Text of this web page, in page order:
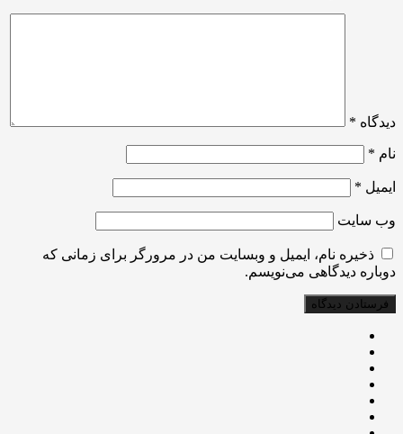
دیدگاه *
نام *
ایمیل *
وب‌ سایت
ذخیره نام، ایمیل و وبسایت من در مرورگر برای زمانی که
دوباره دیدگاهی می‌نویسم.